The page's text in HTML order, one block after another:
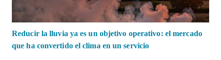
Reducir la lluvia ya es un objetivo operativo: el mercado
que ha convertido el clima en un servicio